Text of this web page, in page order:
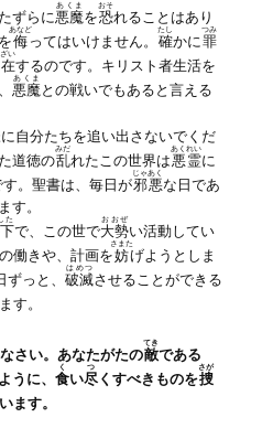
ずらに悪魔
あくま
を恐
おそ
れることはあり
侮
あなど
ってはいけません。 確
たし
かに罪
つみ
い
するのです。キリスト者生活を
悪魔
あくま
との戦いでもあると言える
自分たちを追い出さないでくだ
道徳の乱
みだ
れたこの世界は悪霊
あくれい
に
す。聖書は、毎日が邪悪
じゃあく
な日であ
す。
た
で、この世で大勢
おおぜ
い活動してい
の働きや、計画を妨
さまた
げようとしま
ずっと、破滅
はめつ
させることができる
す。
さい。あなたがたの敵
てき
である
うに、食
く
い尽
つ
くすべきものを捜
さが
ます。